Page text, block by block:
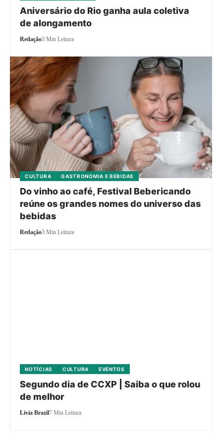
Aniversário do Rio ganha aula coletiva
de alongamento
Redação3 Min Leitura
CULTURA GASTRONOMIA E BEBIDAS
Do vinho ao café, Festival Bebericando
reúne os grandes nomes do universo das
bebidas
Redação3 Min Leitura
NOTÍCIAS CULTURA EVENTOS
Segundo dia de CCXP | Saiba o que rolou
de melhor
Livia Brazil7 Min Leitura